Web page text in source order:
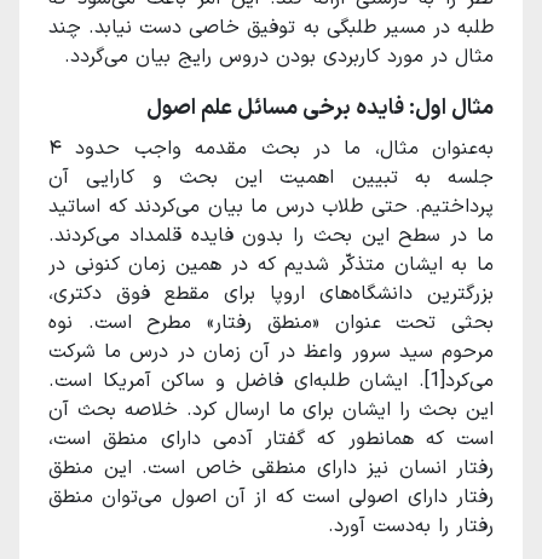
طلبه در مسیر طلبگی به توفیق خاصی دست نیابد. چند
مثال در مورد کاربردی بودن دروس رایج بیان می‌گردد.
مثال اول: فایده برخی مسائل علم اصول
به‌عنوان مثال، ما در بحث مقدمه واجب حدود ۴
جلسه به تبیین اهمیت این بحث و کارایی آن
پرداختیم. حتی طلاب درس ما بیان می‌کردند که اساتید
ما در سطح این بحث را بدون فایده قلمداد می‌کردند.
ما به ایشان متذکّر شدیم که در همین زمان کنونی در
بزرگترین دانشگاه‌های اروپا برای مقطع فوق دکتری،
بحثی تحت عنوان «منطق رفتار» مطرح است. نوه
مرحوم سید سرور واعظ در آن زمان در درس ما شرکت
می‌کرد[1]
. ایشان طلبه‌ای فاضل و ساکن آمریکا است.
این بحث را ایشان برای ما ارسال کرد. خلاصه بحث آن
است که همانطور که گفتار آدمی دارای منطق است،
رفتار انسان نیز دارای منطقی خاص است. این منطق
رفتار دارای اصولی است که از آن اصول می‌توان منطق
رفتار را به‌دست آورد.